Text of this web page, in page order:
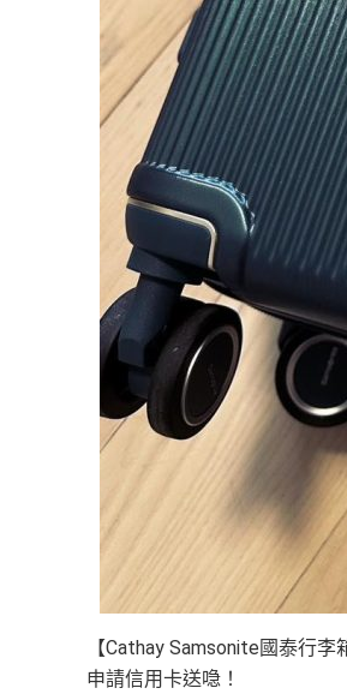
【Cathay Samsonite國泰行
申請信用卡送喼！